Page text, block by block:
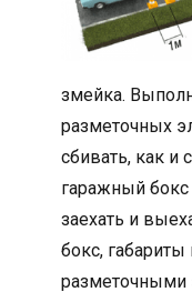
змейка.
разметочных
сбивать, как и
гаражный
заехать и
бокс,
разметочными